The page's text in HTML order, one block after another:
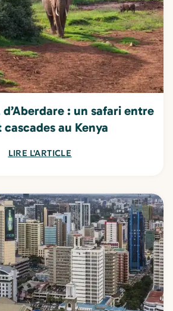
: un safari entre
au Kenya
LIRE L'ARTICLE